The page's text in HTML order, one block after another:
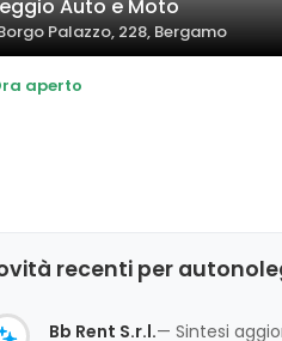
Auto e Moto
Palazzo, 228, Bergamo
aperto
recenti per
Bb Rent S.r.l.— Sintesi